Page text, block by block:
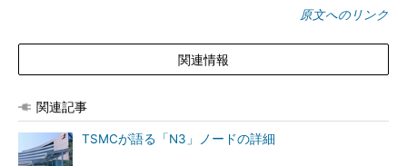
原文へのリンク
関連情報
関連記事
TSMCが語る「N3」ノードの詳細